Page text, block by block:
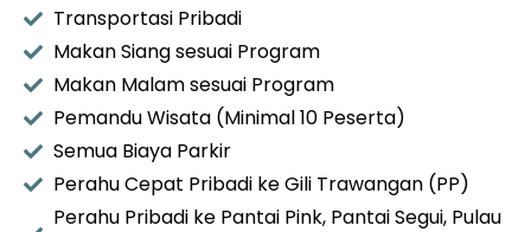
Transportasi Pribadi
Makan Siang sesuai Program
Makan Malam sesuai Program
Pemandu Wisata (Minimal 10 Peserta)
Semua Biaya Parkir
Perahu Cepat Pribadi ke Gili Trawangan (PP)
Perahu Pribadi ke Pantai Pink, Pantai Segui, Pulau